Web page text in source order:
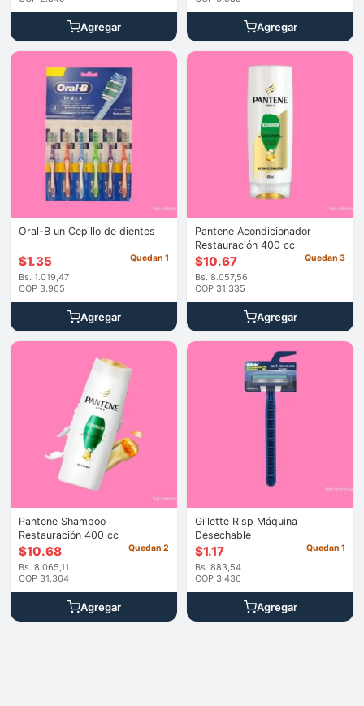
Agregar Agregar
Oral-B un Cepillo de dientes
$1.35
Bs. 1.019,47
COP 3.965
Quedan 1
Agregar
Pantene Acondicionador
Restauración 400 cc
$10.67
Bs. 8.057,56
COP 31.335
Quedan 3
Agregar
Pantene Shampoo
Restauración 400 cc
$10.68
Bs. 8.065,11
COP 31.364
Quedan 2
Agregar
Gillette Risp Máquina
Desechable
$1.17
Bs. 883,54
COP 3.436
Quedan 1
Agregar